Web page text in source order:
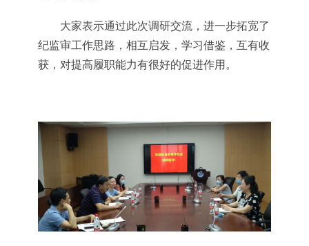
大家表示通过此次调研交流，进一步拓宽了
纪监审工作思路，相互启发，学习借鉴，互有收
获，对提高履职能力有很好的促进作用。